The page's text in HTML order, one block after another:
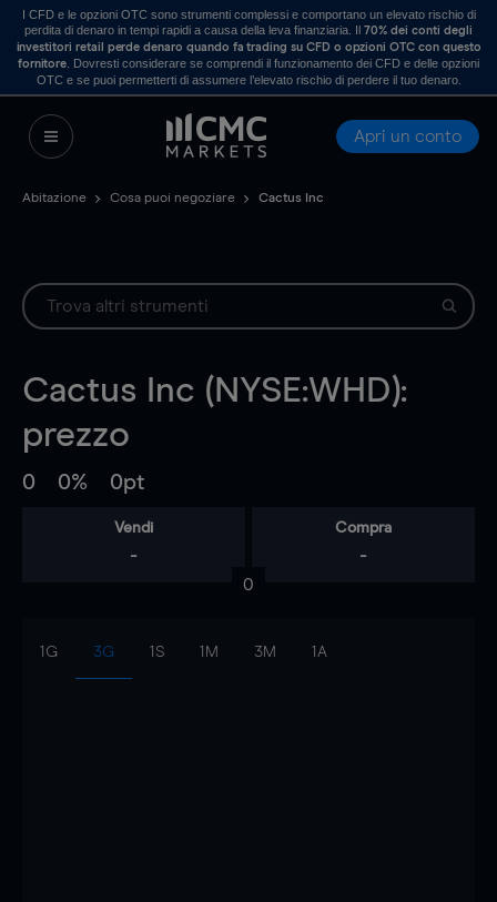
I CFD e le opzioni OTC sono strumenti complessi e comportano un elevato rischio di
perdita di denaro in tempi rapidi a causa della leva finanziaria. Il70% dei conti degli
investitori retail perde denaro quando fa trading su CFD o opzioni OTC con questo
fornitore . Dovresti considerare se comprendi il funzionamento dei CFD e delle opzioni
OTC e se puoi permetterti di assumere l’elevato rischio di perdere il tuo denaro.
Apri un conto
Abitazione Cosa puoi negoziare Cactus Inc
Cactus Inc (NYSE:WHD):
prezzo
0 0% 0pt
Vendi
-
Compra
-
0
1G 3G 1S 1M 3M 1A